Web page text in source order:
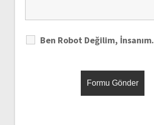
Ben Robot Değilim, İnsanım.